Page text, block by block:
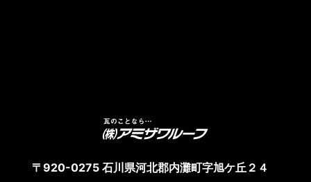
〒920-0275 石川県河北郡内灘町字旭ケ丘２４